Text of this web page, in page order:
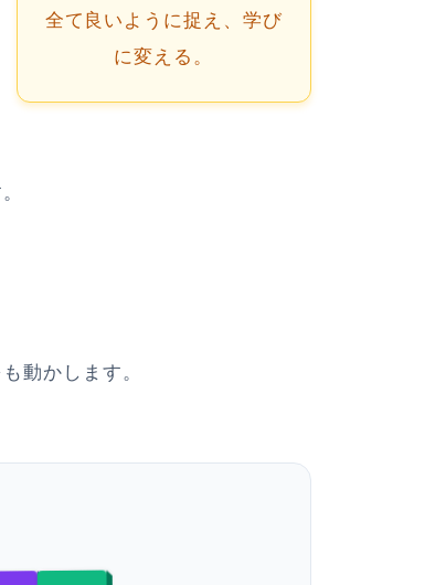
全て良いように捉え、学び
に変える。
動かします。